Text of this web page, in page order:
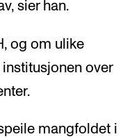
sier han.
og om ulike
over
mangfoldet i